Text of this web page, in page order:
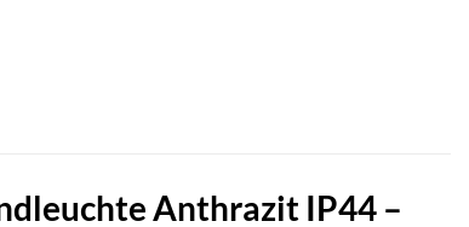
Anthrazit IP44 –